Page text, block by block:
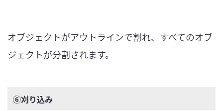
オブジェクトがアウトラインで割れ、すべてのオブ
ジェクトが分割されます。
⑥刈り込み